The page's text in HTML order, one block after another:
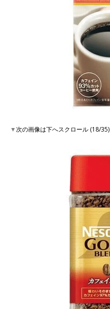
▼次の画像は下へスクロール (18/35)